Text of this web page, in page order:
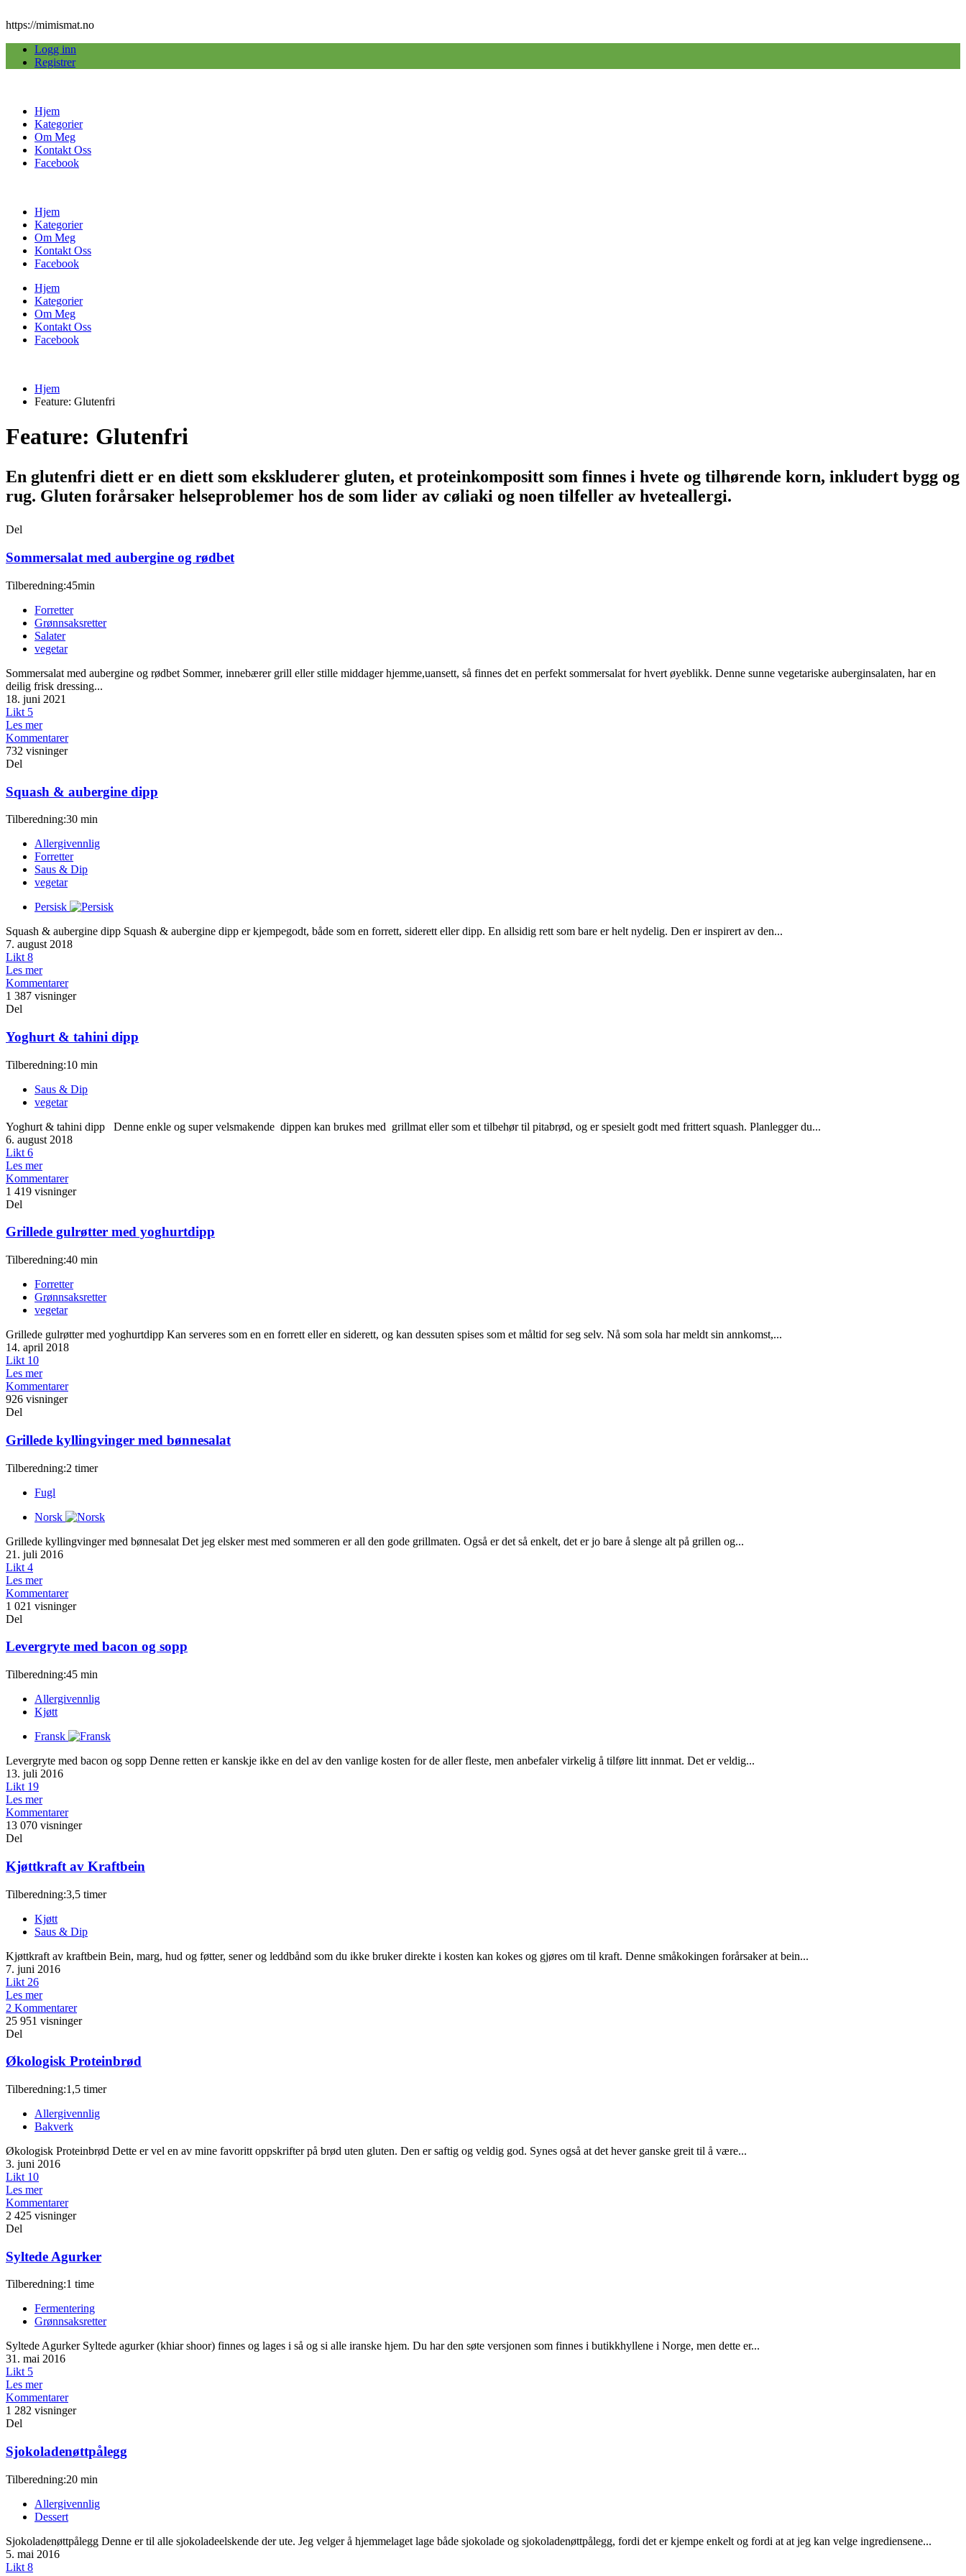
https://mimismat.no
Logg inn
Registrer
Hjem
Kategorier
Om Meg
Kontakt Oss
Facebook
Hjem
Kategorier
Om Meg
Kontakt Oss
Facebook
Hjem
Kategorier
Om Meg
Kontakt Oss
Facebook
Hjem
Feature: Glutenfri
Feature: Glutenfri
En glutenfri diett er en diett som ekskluderer gluten, et proteinkompositt som finnes i hvete og tilhørende korn, inkludert bygg og
rug. Gluten forårsaker helseproblemer hos de som lider av cøliaki og noen tilfeller av hveteallergi.
Del
Sommersalat med aubergine og rødbet
Tilberedning:45min
Forretter
Grønnsaksretter
Salater
vegetar
Sommersalat med aubergine og rødbet Sommer, innebærer grill eller stille middager hjemme,uansett, så finnes det en perfekt sommersalat for hvert øyeblikk. Denne sunne vegetariske auberginsalaten, har en
deilig frisk dressing...
18. juni 2021
Likt 5
Les mer
Kommentarer
732 visninger
Del
Squash & aubergine dipp
Tilberedning:30 min
Allergivennlig
Forretter
Saus & Dip
vegetar
Persisk
Squash & aubergine dipp Squash & aubergine dipp er kjempegodt, både som en forrett, siderett eller dipp. En allsidig rett som bare er helt nydelig. Den er inspirert av den...
7. august 2018
Likt 8
Les mer
Kommentarer
1 387 visninger
Del
Yoghurt & tahini dipp
Tilberedning:10 min
Saus & Dip
vegetar
Yoghurt & tahini dipp Denne enkle og super velsmakende dippen kan brukes med grillmat eller som et tilbehør til pitabrød, og er spesielt godt med frittert squash. Planlegger du...
6. august 2018
Likt 6
Les mer
Kommentarer
1 419 visninger
Del
Grillede gulrøtter med yoghurtdipp
Tilberedning:40 min
Forretter
Grønnsaksretter
vegetar
Grillede gulrøtter med yoghurtdipp Kan serveres som en en forrett eller en siderett, og kan dessuten spises som et måltid for seg selv. Nå som sola har meldt sin annkomst,...
14. april 2018
Likt 10
Les mer
Kommentarer
926 visninger
Del
Grillede kyllingvinger med bønnesalat
Tilberedning:2 timer
Fugl
Norsk
Grillede kyllingvinger med bønnesalat Det jeg elsker mest med sommeren er all den gode grillmaten. Også er det så enkelt, det er jo bare å slenge alt på grillen og...
21. juli 2016
Likt 4
Les mer
Kommentarer
1 021 visninger
Del
Levergryte med bacon og sopp
Tilberedning:45 min
Allergivennlig
Kjøtt
Fransk
Levergryte med bacon og sopp Denne retten er kanskje ikke en del av den vanlige kosten for de aller fleste, men anbefaler virkelig å tilføre litt innmat. Det er veldig...
13. juli 2016
Likt 19
Les mer
Kommentarer
13 070 visninger
Del
Kjøttkraft av Kraftbein
Tilberedning:3,5 timer
Kjøtt
Saus & Dip
Kjøttkraft av kraftbein Bein, marg, hud og føtter, sener og leddbånd som du ikke bruker direkte i kosten kan kokes og gjøres om til kraft. Denne småkokingen forårsaker at bein...
7. juni 2016
Likt 26
Les mer
2 Kommentarer
25 951 visninger
Del
Økologisk Proteinbrød
Tilberedning:1,5 timer
Allergivennlig
Bakverk
Økologisk Proteinbrød Dette er vel en av mine favoritt oppskrifter på brød uten gluten. Den er saftig og veldig god. Synes også at det hever ganske greit til å være...
3. juni 2016
Likt 10
Les mer
Kommentarer
2 425 visninger
Del
Syltede Agurker
Tilberedning:1 time
Fermentering
Grønnsaksretter
Syltede Agurker Syltede agurker (khiar shoor) finnes og lages i så og si alle iranske hjem. Du har den søte versjonen som finnes i butikkhyllene i Norge, men dette er...
31. mai 2016
Likt 5
Les mer
Kommentarer
1 282 visninger
Del
Sjokoladenøttpålegg
Tilberedning:20 min
Allergivennlig
Dessert
Sjokoladenøttpålegg Denne er til alle sjokoladeelskende der ute. Jeg velger å hjemmelaget lage både sjokolade og sjokoladenøttpålegg, fordi det er kjempe enkelt og fordi at at jeg kan velge ingrediensene...
5. mai 2016
Likt 8